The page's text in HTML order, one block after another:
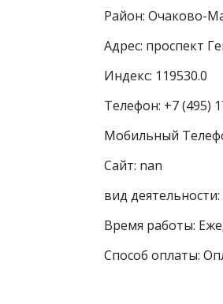
Район: Очаково-
Адрес: проспект
Индекс: 119530.0
Телефон: +7 (495)
Мобильный
Сайт: nan
вид
Время работы:
Способ оплаты: